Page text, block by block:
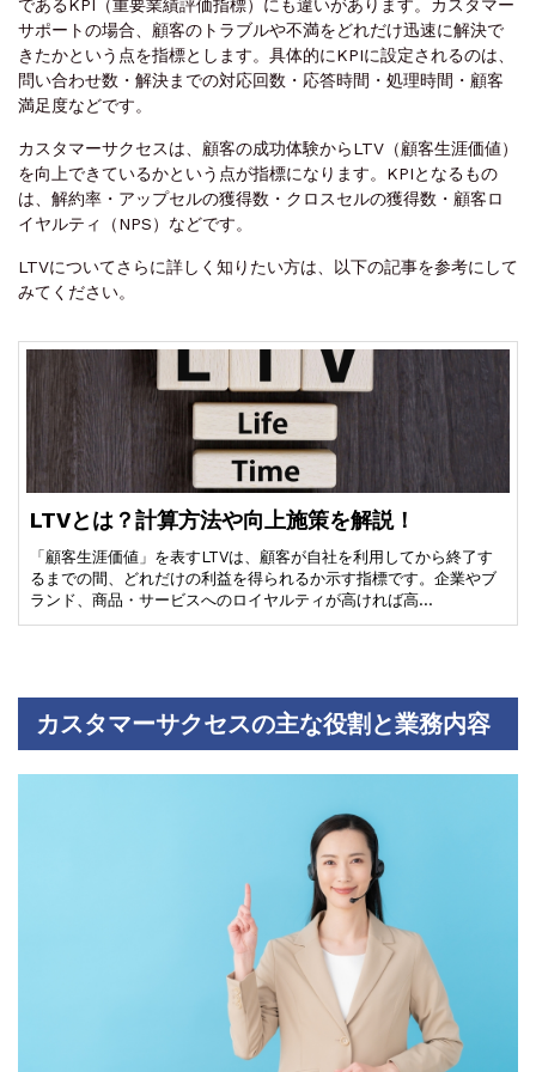
であるKPI（重要業績評価指標）にも違いがあります。カスタマー
サポートの場合、顧客のトラブルや不満をどれだけ迅速に解決で
きたかという点を指標とします。具体的にKPIに設定されるのは、
問い合わせ数・解決までの対応回数・応答時間・処理時間・顧客
満足度などです。
カスタマーサクセスは、顧客の成功体験からLTV（顧客生涯価値）
を向上できているかという点が指標になります。KPIとなるもの
は、解約率・アップセルの獲得数・クロスセルの獲得数・顧客ロ
イヤルティ（NPS）などです。
LTVについてさらに詳しく知りたい方は、以下の記事を参考にして
みてください。
LTVとは？計算方法や向上施策を解説！
「顧客生涯価値」を表すLTVは、顧客が自社を利用してから終了す
るまでの間、どれだけの利益を得られるか示す指標です。企業やブ
ランド、商品・サービスへのロイヤルティが高ければ高…
カスタマーサクセスの主な役割と業務内容